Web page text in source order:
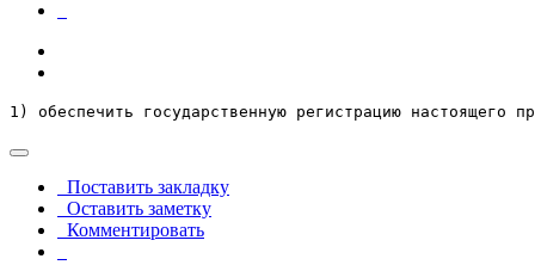
1) обеспечить государственную регистрацию настоящего
Поставить закладку
Оставить заметку
Комментировать